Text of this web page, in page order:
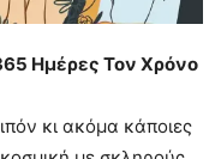
Ημέρες Τον Χρόνο
κι ακόμα κάποιες